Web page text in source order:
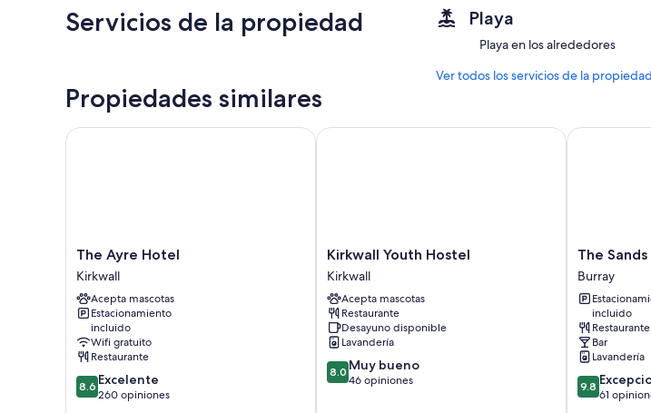
Todas sus habitaciones ofrecen
gratis.
Otros servicios que también
2 baño con regaderas y tinas o
Servicios de la propiedad Playa
Playa en los alrededores
Ver todos los servicios de la propiedad
Propiedades similares
The
Ayre
Hotel
Kirkwall
The Ayre Hotel
Kirkwall
Acepta mascotas
Estacionamiento
incluido
Wifi gratuito
Restaurante
8.6
de
8.6 Excelente
260 opiniones
The Ayre Hotel
Kirkwall
Youth
Hostel
Kirkwall
Kirkwall Youth Hostel
Kirkwall
Acepta mascotas
Restaurante
Desayuno disponible
Lavandería
8.0
de
8.0 Muy bueno
46 opiniones
Kirkwall Youth Hostel
The
Sands
Hotel
Burray
The
Burray
incluido
Restaurante
Bar
Lavandería
9.8
de
9.8
61
The Sands